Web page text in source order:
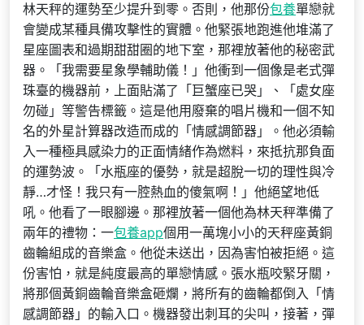
林天秤的運勢至少提升到零。否則，他那份包養單戀就
會變成某種具備攻擊性的實體。他緊張地跑進他堆滿了
星座圖表和過期甜甜圈的地下室，那裡放著他的秘密武
器。「我需要星象學輔助儀！」他衝到一個像是老式彈
珠臺的機器前，上面貼滿了「巨蟹座已哭」、「處女座
勿碰」等警告標籤。這是他用廢棄的唱片機和一個不知
名的外星計算器改造而成的「情感調節器」。他必須輸
入一種極具感染力的正面情緒作為燃料，來抵抗那負面
的運勢波。「水瓶座的優勢，就是超脫一切的理性與冷
靜…才怪！我只有一腔熱血的傻氣啊！」他絕望地低
吼。他看了一眼腳邊。那裡放著一個他為林天秤準備了
兩年的禮物：一包養app個用一萬塊小小的天秤座黃銅
齒輪組成的音樂盒。他從未送出，因為害怕被拒絕。這
份害怕，就是純度最高的單戀情感。張水瓶咬緊牙關，
將那個黃銅齒輪音樂盒砸爛，將所有的齒輪都倒入「情
感調節器」的輸入口。機器發出刺耳的尖叫，接著，彈